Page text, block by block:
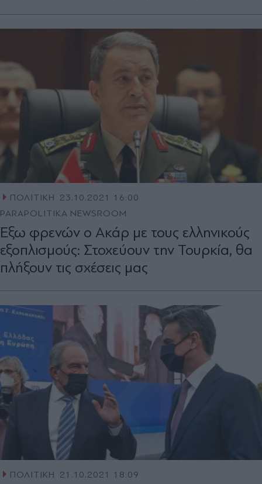
ΠΟΛΙΤΙΚΗ
23.10.2021 16:00
PARAPOLITIKA NEWSROOM
Έξω φρενών ο Ακάρ με τους ελληνικούς
εξοπλισμούς: Στοχεύουν την Τουρκία, θα
πλήξουν τις σχέσεις μας
ΠΟΛΙΤΙΚΗ
21.10.2021 18:09